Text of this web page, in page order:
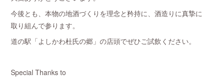
今後とも、本物の地酒づくりを理念と矜持に、酒造りに真摯に
取り組んで参ります。
道の駅「よしかわ杜氏の郷」の店頭でぜひご試飲ください。
Special Thanks to